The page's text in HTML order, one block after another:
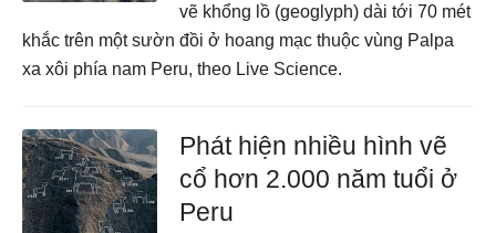
vẽ khổng lồ (geoglyph) dài tới 70 mét
khắc trên một sườn đồi ở hoang mạc thuộc vùng Palpa
xa xôi phía nam Peru, theo Live Science.
Phát hiện nhiều hình vẽ
cổ hơn 2.000 năm tuổi ở
Peru